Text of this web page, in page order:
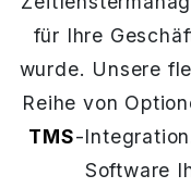
für Ihre
wurde. Unsere
Reihe von
TMS-
Software